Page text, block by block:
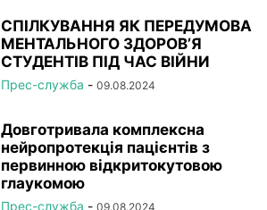
СПІЛКУВАННЯ ЯК ПЕРЕДУМОВА
МЕНТАЛЬНОГО ЗДОРОВ’Я
СТУДЕНТІВ ПІД ЧАС ВІЙНИ
Прес-служба - 09.08.2024
Довготривала комплексна
нейропротекція пацієнтів з
первинною відкритокутовою
глаукомою
Прес-служба - 09.08.2024